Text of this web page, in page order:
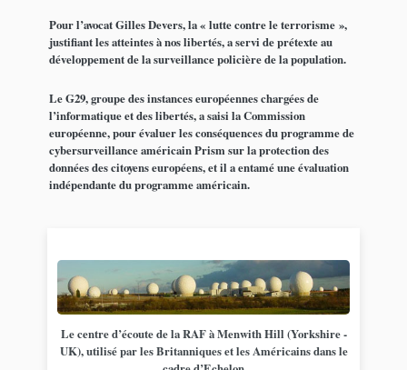
Pour l’avocat Gilles Devers, la « lutte contre le terrorisme »,
justifiant les atteintes à nos libertés, a servi de prétexte au
développement de la surveillance policière de la population.
Le G29, groupe des instances européennes chargées de
l’informatique et des libertés, a saisi la Commission
européenne, pour évaluer les conséquences du programme de
cybersurveillance américain Prism sur la protection des
données des citoyens européens, et il a entamé une évaluation
indépendante du programme américain.
Le centre d’écoute de la RAF à Menwith Hill (Yorkshire -
UK), utilisé par les Britanniques et les Américains dans le